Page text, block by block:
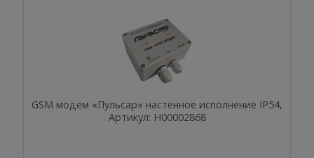
GSM модем «Пульсар» настенное исполнение IP54,
Артикул: Н00002868